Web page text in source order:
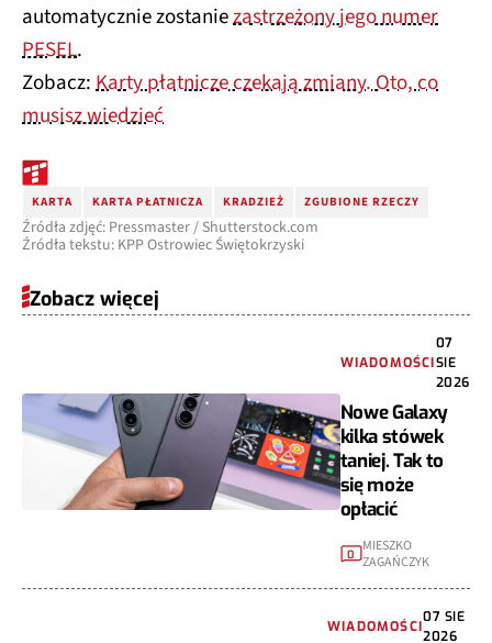
automatycznie zostaniezastrzeżony jego numer
PESEL .
Zobacz: Karty płatnicze czekają zmiany. Oto, co
musisz wiedzieć
KARTA KARTA PŁATNICZA KRADZIEŻ ZGUBIONE RZECZY
Źródła zdjęć: Pressmaster / Shutterstock.com
Źródła tekstu: KPP Ostrowiec Świętokrzyski
Zobacz więcej
WIADOMOŚCI
07
SIE
2026
Nowe Galaxy
kilka stówek
taniej. Tak to
się może
opłacić
0
MIESZKO
ZAGAŃCZYK
WIADOMOŚCI
07 SIE
2026